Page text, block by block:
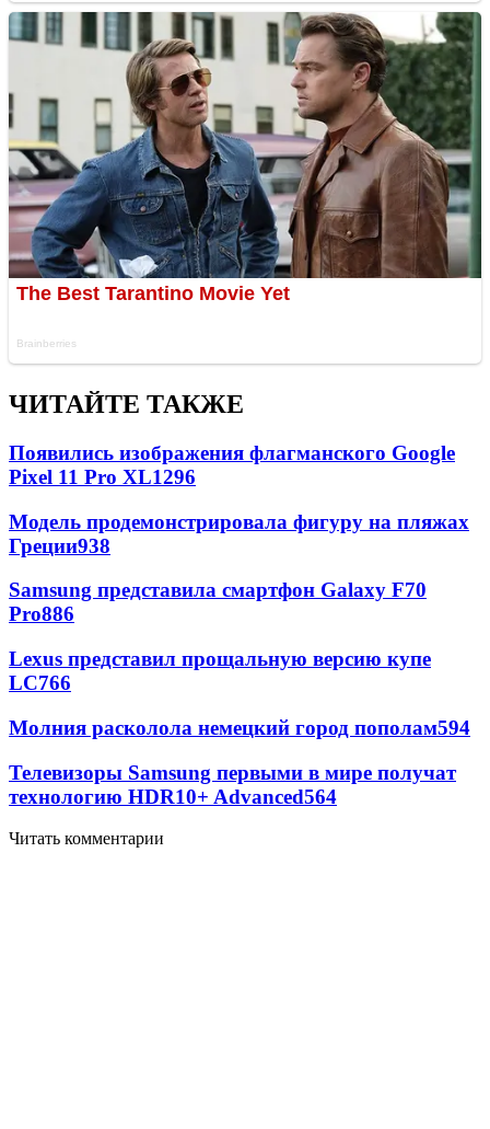
ЧИТАЙТЕ ТАКЖЕ
Появились изображения флагманского Google
Pixel 11 Pro XL1296
Модель продемонстрировала фигуру на пляжах
Греции938
Samsung представила смартфон Galaxy F70
Pro886
Lexus представил прощальную версию купе
LC766
Молния расколола немецкий город пополам594
Телевизоры Samsung первыми в мире получат
технологию HDR10+ Advanced564
Читать комментарии